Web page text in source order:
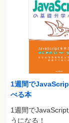
4.4 データベ
練習問
Chapter 5 PHP
5.1 ライブ
5.2 Web開
5.3 テンプレ
5.4 MVCモ
練習問
Chapter 6 アプリ
を作ってみよ
6.2 ページ全
1週間で
べる本
1週間で
うになる！